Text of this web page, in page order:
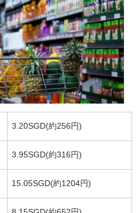
3.20SGD(約256円)
3.95SGD(約316円)
15.05SGD(約1204円)